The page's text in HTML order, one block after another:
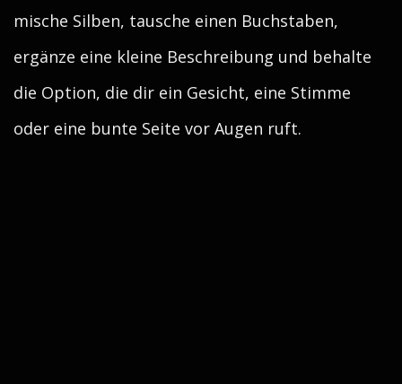
mische Silben, tausche einen Buchstaben,
ergänze eine kleine Beschreibung und behalte
die Option, die dir ein Gesicht, eine Stimme
oder eine bunte Seite vor Augen ruft.